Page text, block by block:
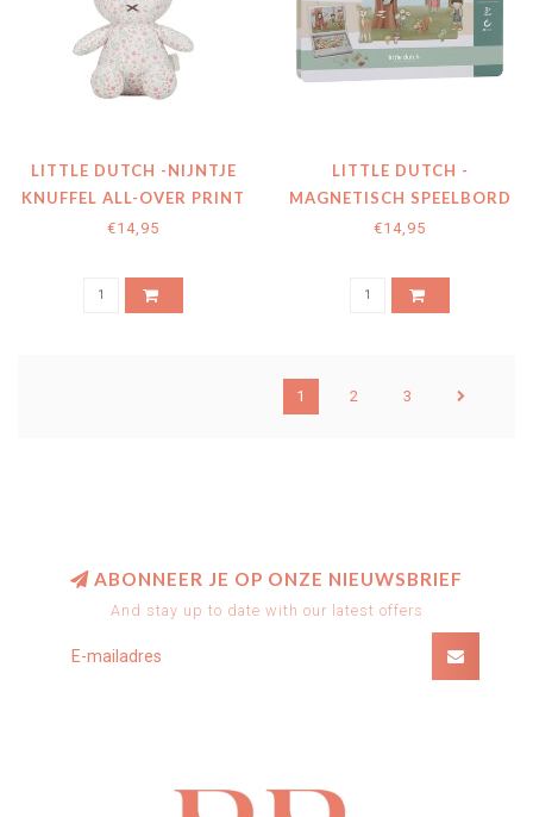
LITTLE DUTCH -NIJNTJE
KNUFFEL ALL-OVER PRINT
30 CM - LUCKY BLOSSOM
€14,95
LITTLE DUTCH -
MAGNETISCH SPEELBORD
FOREST FRIENDS
€14,95
1 2 3
ABONNEER JE OP ONZE NIEUWSBRIEF
And stay up to date with our latest offers